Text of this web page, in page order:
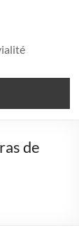
de